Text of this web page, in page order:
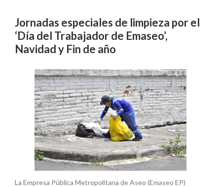
Jornadas especiales de limpieza por el
‘Día del Trabajador de Emaseo’,
Navidad y Fin de año
La Empresa Pública Metropolitana de Aseo (Emaseo EP)